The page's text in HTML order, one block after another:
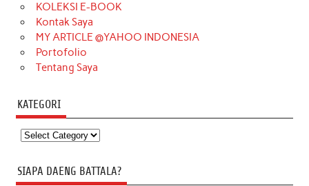
KOLEKSI E-BOOK
Kontak Saya
MY ARTICLE @YAHOO INDONESIA
Portofolio
Tentang Saya
KATEGORI
Kategori
SIAPA DAENG BATTALA?